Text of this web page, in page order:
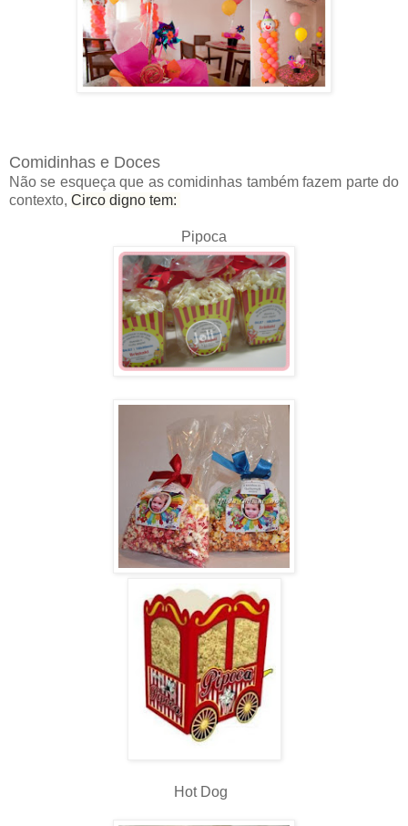
Comidinhas e Doces
Não se esqueça que as comidinhas também fazem parte do
contexto, Circo digno tem:
Pipoca
Hot Dog